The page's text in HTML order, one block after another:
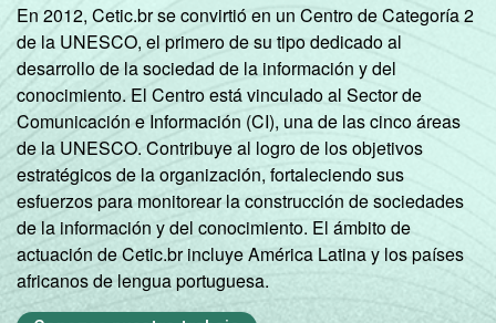
En 2012, Cetic.br se convirtió en un Centro de Categoría 2
de la UNESCO, el primero de su tipo dedicado al
desarrollo de la sociedad de la información y del
conocimiento. El Centro está vinculado al Sector de
Comunicación e Información (CI), una de las cinco áreas
de la UNESCO. Contribuye al logro de los objetivos
estratégicos de la organización, fortaleciendo sus
esfuerzos para monitorear la construcción de sociedades
de la información y del conocimiento. El ámbito de
actuación de Cetic.br incluye América Latina y los países
africanos de lengua portuguesa.